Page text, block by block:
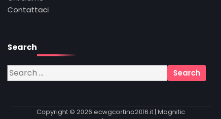
Contattaci
Search
Search
for:
Copyright © 2026 ecwgcortina2016.it| Magnific